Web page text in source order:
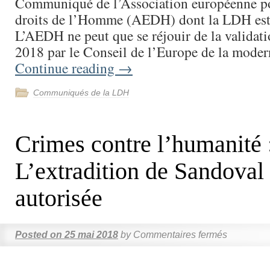
droits de l’Homme (AEDH) dont la LDH
L’AEDH ne peut que se réjouir de la
2018 par le Conseil de l’Europe de la
Continue reading →
Communiqués de la LDH
Crimes contre l’humanité
L’extradition de Sandoval
autorisée
Posted on 25 mai 2018 by Commentaires fermés